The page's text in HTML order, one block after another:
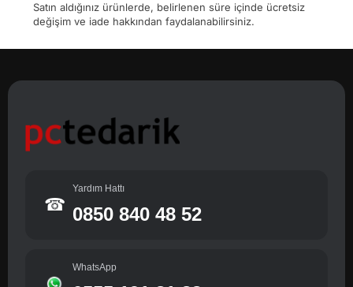
Satın aldığınız ürünlerde, belirlenen süre içinde ücretsiz
değişim ve iade hakkından faydalanabilirsiniz.
☎
Yardım Hattı
0850 840 48 52
WhatsApp